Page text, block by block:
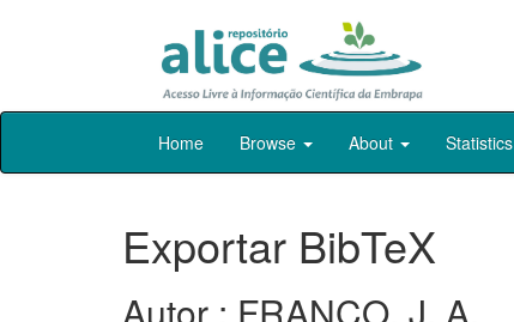
Skip
Home Browse About Statistics
Exportar BibTeX
Autor : FRANCO, J. A.